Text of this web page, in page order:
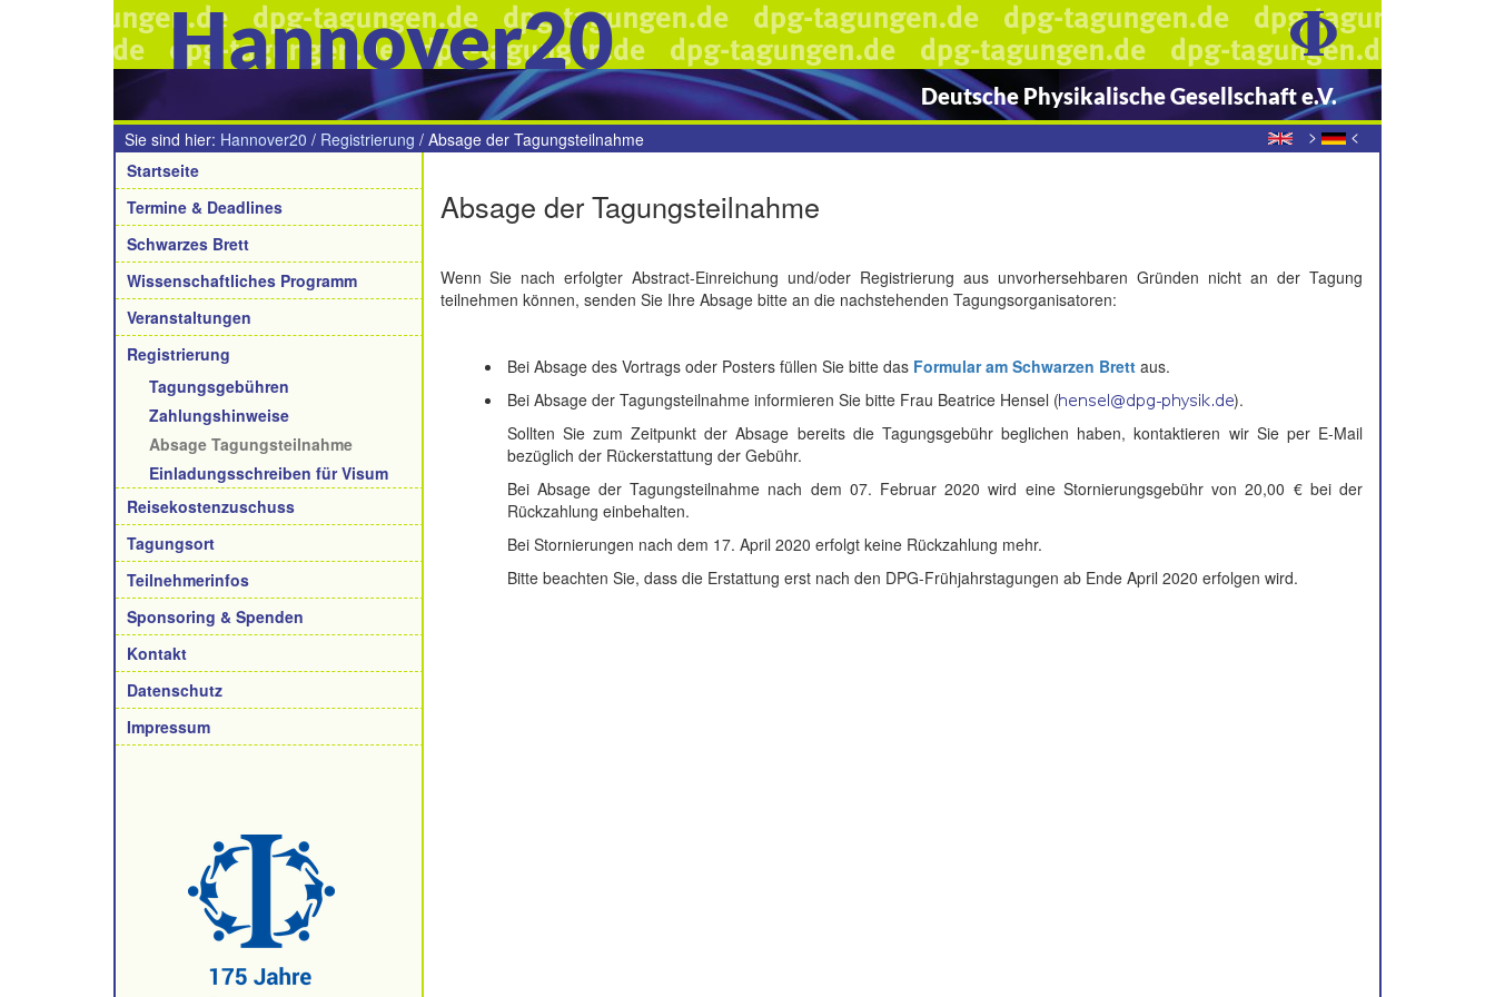
Hannover20
Deutsche Physikalische Gesellschaft e.V.
> <
Sie sind hier: Hannover20 / Registrierung / Absage der Tagungsteilnahme
Navigation
Startseite
Termine & Deadlines
Schwarzes Brett
Wissenschaftliches Programm
Veranstaltungen
Registrierung
Tagungsgebühren
Zahlungshinweise
Absage Tagungsteilnahme
Einladungsschreiben für Visum
Reisekostenzuschuss
Tagungsort
Teilnehmerinfos
Sponsoring & Spenden
Kontakt
Datenschutz
Impressum
Absage der Tagungsteilnahme
Wenn Sie nach erfolgter Abstract-Einreichung und/oder Registrierung aus unvorhersehbaren Gründen nicht an der Tagung
teilnehmen können, senden Sie Ihre Absage bitte an die nachstehenden Tagungsorganisatoren:
Bei Absage des Vortrags oder Posters füllen Sie bitte das Formular am Schwarzen Brettaus.
Bei Absage der Tagungsteilnahme informieren Sie bitte Frau Beatrice Hensel (
).
Sollten Sie zum Zeitpunkt der Absage bereits die Tagungsgebühr beglichen haben, kontaktieren wir Sie per E-Mail
bezüglich der Rückerstattung der Gebühr.
Bei Absage der Tagungsteilnahme nach dem 07. Februar 2020 wird eine Stornierungsgebühr von 20,00 € bei der
Rückzahlung einbehalten.
Bei Stornierungen nach dem 17. April 2020 erfolgt keine Rückzahlung mehr.
Bitte beachten Sie, dass die Erstattung erst nach den DPG-Frühjahrstagungen ab Ende April 2020 erfolgen wird.